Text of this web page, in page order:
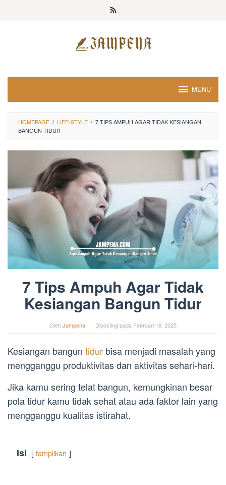
MENU
HOMEPAGE / LIFE-STYLE / 7 TIPS AMPUH AGAR TIDAK KESIANGAN
BANGUN TIDUR
7 Tips Ampuh Agar Tidak
Kesiangan Bangun Tidur
OlehJampena Diposting pada Februari 16, 2025
Kesiangan bangun tidur bisa menjadi masalah yang
mengganggu produktivitas dan aktivitas sehari-hari.
Jika kamu sering telat bangun, kemungkinan besar
pola tidur kamu tidak sehat atau ada faktor lain yang
mengganggu kualitas istirahat.
Isi tampilkan